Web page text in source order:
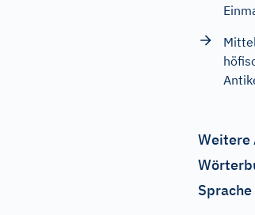
Weitere
Sprache